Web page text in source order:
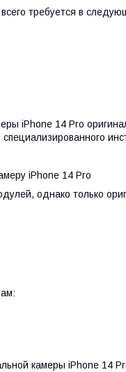
требуется в
iPhone 14 Pro
iPhone 14 Pro
однако только
камеры iPhone 14